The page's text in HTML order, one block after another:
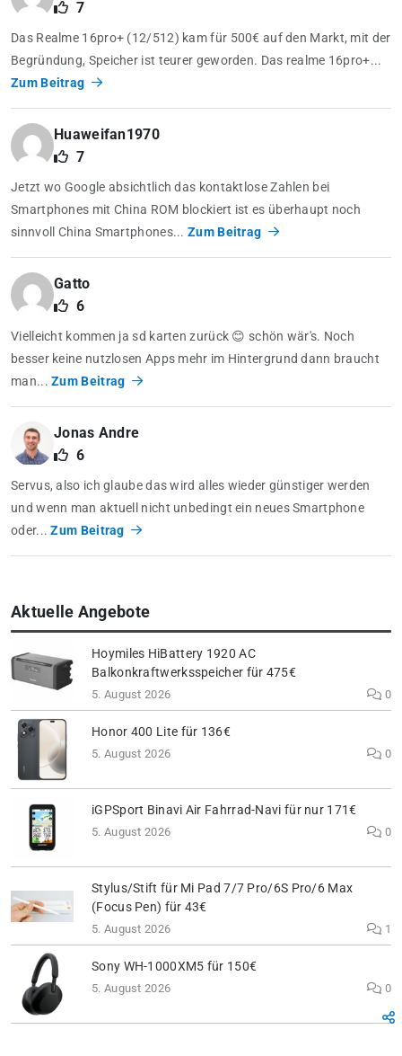
7
Das Realme 16pro+ (12/512) kam für 500€ auf den Markt, mit der
Begründung, Speicher ist teurer geworden. Das realme 16pro+...
Zum Beitrag
Huaweifan1970
7
Jetzt wo Google absichtlich das kontaktlose Zahlen bei
Smartphones mit China ROM blockiert ist es überhaupt noch
sinnvoll China Smartphones...Zum Beitrag
Gatto
6
Vielleicht kommen ja sd karten zurück 😊 schön wär's. Noch
besser keine nutzlosen Apps mehr im Hintergrund dann braucht
man...Zum Beitrag
Jonas Andre
6
Servus, also ich glaube das wird alles wieder günstiger werden
und wenn man aktuell nicht unbedingt ein neues Smartphone
oder...Zum Beitrag
Aktuelle Angebote
Hoymiles HiBattery 1920 AC
Balkonkraftwerksspeicher für 475€
5. August 2026 0
Honor 400 Lite für 136€
5. August 2026 0
iGPSport Binavi Air Fahrrad-Navi für nur 171€
5. August 2026 0
Stylus/Stift für Mi Pad 7/7 Pro/6S Pro/6 Max
(Focus Pen) für 43€
5. August 2026 1
Sony WH-1000XM5 für 150€
5. August 2026 0